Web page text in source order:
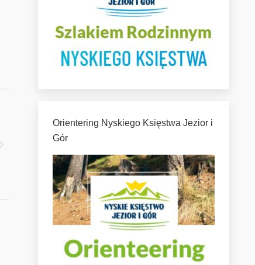
Orientering Nyskiego Księstwa Jezior i
Gór